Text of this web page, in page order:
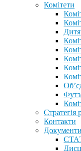
Комітети
Стратегія
Контакти
Документи